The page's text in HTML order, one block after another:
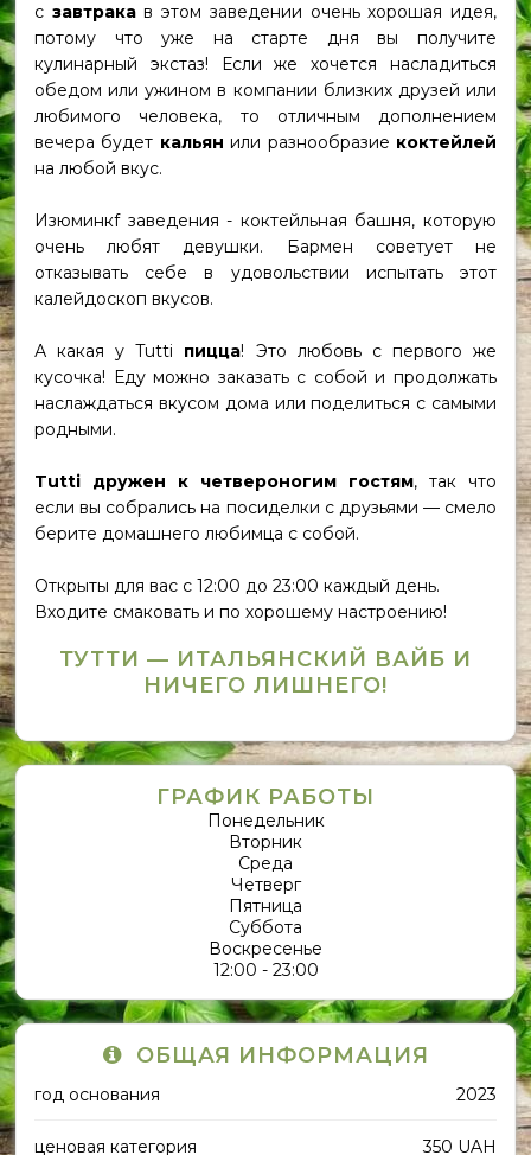
с завтракав этом заведении очень хорошая идея,
потому что уже на старте дня вы получите
кулинарный экстаз! Если же хочется насладиться
обедом или ужином в компании близких друзей или
любимого человека, то отличным дополнением
вечера будет кальян или разнообразие коктейлей
на любой вкус.
Изюминкf заведения - коктейльная башня, которую
очень любят девушки. Бармен советует не
отказывать себе в удовольствии испытать этот
калейдоскоп вкусов.
А какая у Tutti пицца! Это любовь с первого же
кусочка! Еду можно заказать с собой и продолжать
наслаждаться вкусом дома или поделиться с самыми
родными.
Tutti дружен к четвероногим гостям, так что
если вы собрались на посиделки с друзьями — смело
берите домашнего любимца с собой.
Открыты для вас с 12:00 до 23:00 каждый день.
Входите смаковать и по хорошему настроению!
ТУТТИ — ИТАЛЬЯНСКИЙ ВАЙБ И
НИЧЕГО ЛИШНЕГО!
ГРАФИК РАБОТЫ
Понедельник
Вторник
Среда
Четверг
Пятница
Суббота
Воскресенье
12:00 - 23:00
ОБЩАЯ ИНФОРМАЦИЯ
год основания 2023
ценовая категория 350 UAH